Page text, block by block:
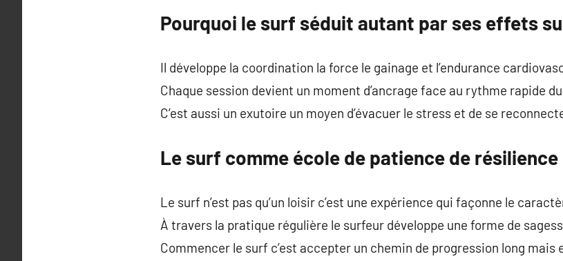
Pourquoi le surf séduit autant par ses effets
Il développe la coordination la force le gainage et l’endurance
Chaque session devient un moment d’ancrage face au rythme rapide
C’est aussi un exutoire un moyen d’évacuer le stress et de se
Le surf comme école de patience de
Le surf n’est pas qu’un loisir c’est une expérience qui façonne le
À travers la pratique régulière le surfeur développe une forme de
Commencer le surf c’est accepter un chemin de progression long mais